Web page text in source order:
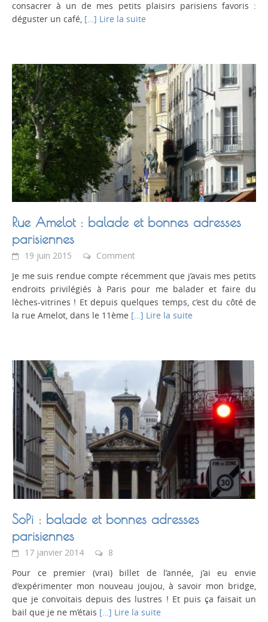
consacrer à un de mes petits plaisirs parisiens favoris :
déguster un café, […] Lire la suite
Rue Amelot : balade et bonnes adresses
parisiennes
19 juin 2015
Comment
Je me suis rendue compte récemment que j’avais mes petits
endroits privilégiés à Paris pour me balader et faire du
lèches-vitrines ! Et depuis quelques temps, c’est du côté de
la rue Amelot, dans le 11ème […] Lire la suite
SoPi : balade et bonnes adresses
parisiennes
17 janvier 2014
8
Pour ce premier (vrai) billet de l’année, j’ai eu envie
d’expérimenter mon nouveau joujou, à savoir mon bridge,
que je convoitais depuis des lustres ! Et puis ça faisait un
bail que je ne m’étais […] Lire la suite